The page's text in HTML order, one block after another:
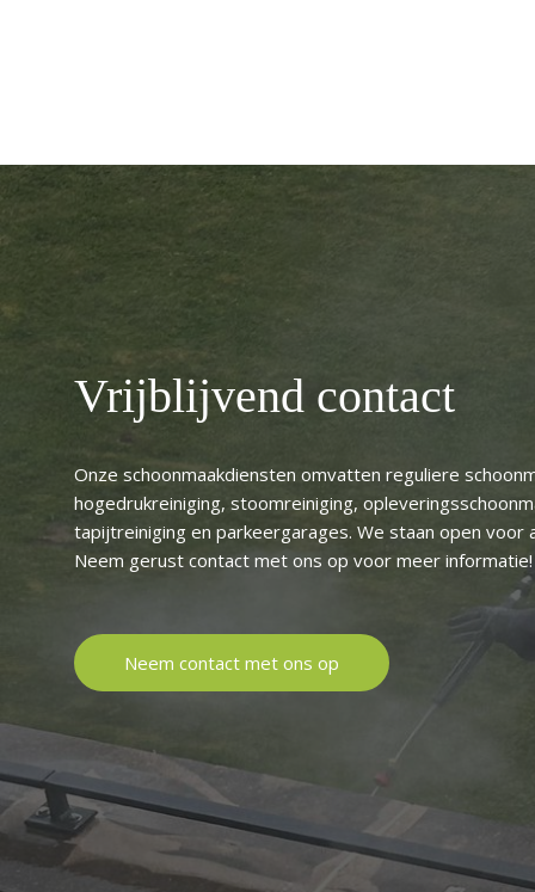
Vrijblijvend contact
Onze schoonmaakdiensten omvatten reguliere
hogedrukreiniging, stoomreiniging,
tapijtreiniging en parkeergarages. We staan open voor
Neem gerust contact met ons op voor meer informatie!
Neem contact met ons op